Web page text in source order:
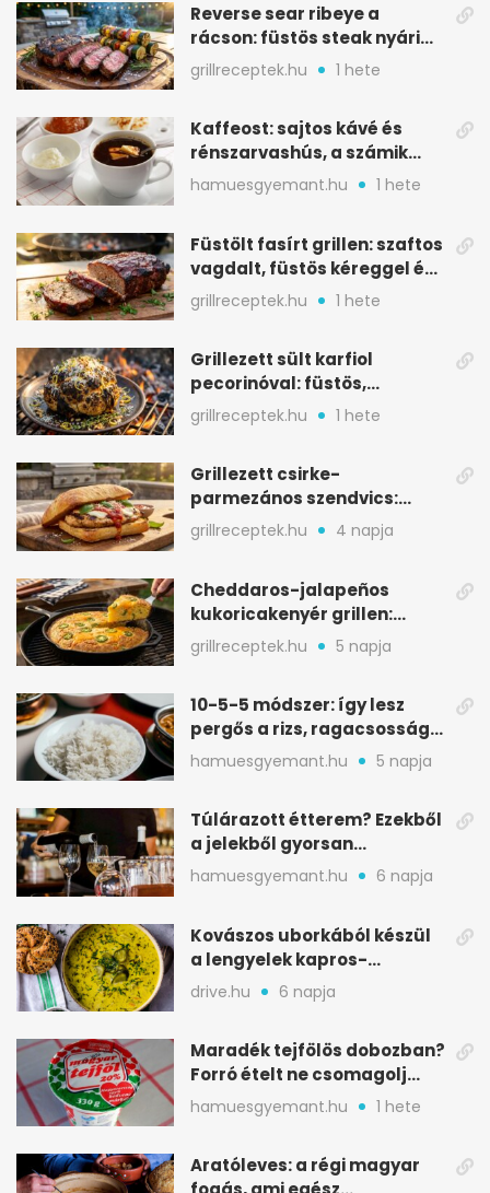
Reverse sear ribeye a
rácson: füstös steak nyári
tökkebabbal
grillreceptek.hu 1 hete
Kaffeost: sajtos kávé és
rénszarvashús, a számik
melegítő itala
hamuesgyemant.hu 1 hete
Füstölt fasírt grillen: szaftos
vagdalt, füstös kéreggel és
BBQ mázzal
grillreceptek.hu 1 hete
Grillezett sült karfiol
pecorinóval: füstös,
karamellizált nyári kedvenc
grillreceptek.hu 1 hete
Grillezett csirke-
parmezános szendvics:
ropogós csirke, olvadó sajt
grillreceptek.hu 4 napja
Cheddaros-jalapeños
kukoricakenyér grillen:
ropogós alj, puha belső
grillreceptek.hu 5 napja
10-5-5 módszer: így lesz
pergős a rizs, ragacsosság
nélkül
hamuesgyemant.hu 5 napja
Túlárazott étterem? Ezekből
a jelekből gyorsan
észreveheted
hamuesgyemant.hu 6 napja
Kovászos uborkából készül
a lengyelek kapros-
savanykás levese
drive.hu 6 napja
Maradék tejfölös dobozban?
Forró ételt ne csomagolj
ilyen tégelybe
hamuesgyemant.hu 1 hete
Aratóleves: a régi magyar